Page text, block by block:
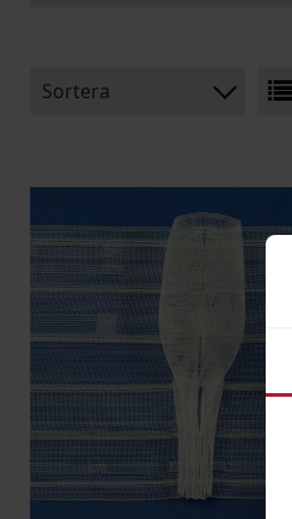
Sortera
BREDD
LÄNGD
ARTIKELKOD: